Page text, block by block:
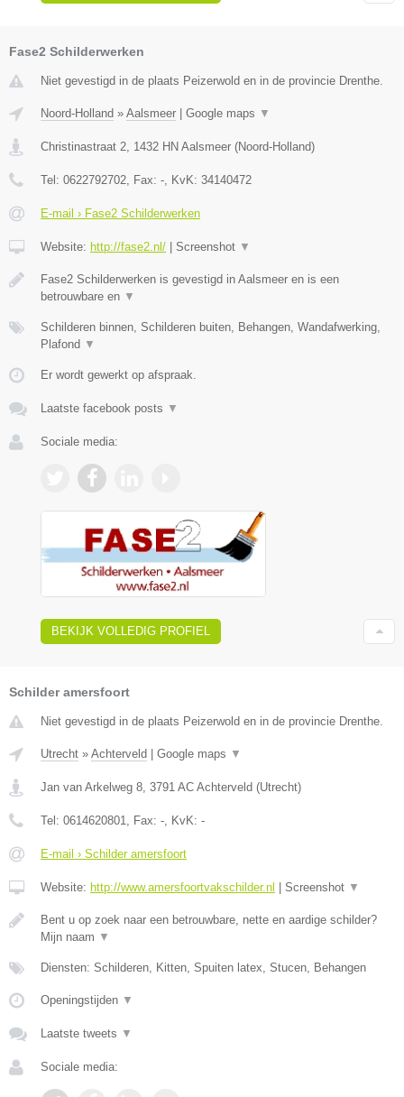
Fase2 Schilderwerken
Niet gevestigd in de plaats Peizerwold en in de provincie Drenthe.
Noord-Holland » Aalsmeer Google maps ▼
Christinastraat 2 1432 HN Aalsmeer (Noord-Holland)
Tel: 0622792702 , Fax: - , KvK: 34140472
E-mail › Fase2 Schilderwerken
Website: http://fase2.nl/ Screenshot ▼
Fase2 Schilderwerken is gevestigd in Aalsmeer en is een
betrouwbare en ▼
Schilderen binnen, Schilderen buiten, Behangen, Wandafwerking,
Plafond ▼
Er wordt gewerkt op afspraak.
Laatste facebook posts ▼
Sociale media:
BEKIJK VOLLEDIG PROFIEL
Schilder amersfoort
Niet gevestigd in de plaats Peizerwold en in de provincie Drenthe.
Utrecht » Achterveld Google maps ▼
Jan van Arkelweg 8, 3791 AC Achterveld (Utrecht)
Tel: 0614620801, Fax: -, KvK: -
E-mail › Schilder amersfoort
Website: http://www.amersfoortvakschilder.nl Screenshot ▼
Bent u op zoek naar een betrouwbare, nette en aardige schilder?
Mijn naam ▼
Diensten: Schilderen, Kitten, Spuiten latex, Stucen, Behangen
Openingstijden ▼
Laatste tweets ▼
Sociale media: